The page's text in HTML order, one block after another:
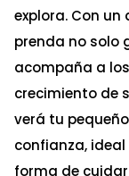
explora. Con
prenda no solo
acompaña a
crecimiento de
verá tu
confianza,
forma de